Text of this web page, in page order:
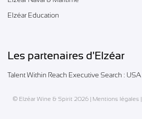
Elzéar Education
Les partenaires d'Elzéar
Talent Within Reach Executive Search : USA
© Elzéar Wine & Spirit 2026 | Mentions légales |